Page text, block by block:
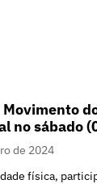
no sábado
de 2024
física,